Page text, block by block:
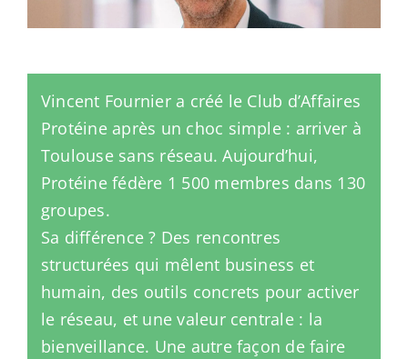
Vincent Fournier a créé le Club d’Affaires
Protéine après un choc simple : arriver à
Toulouse sans réseau. Aujourd’hui,
Protéine fédère 1 500 membres dans 130
groupes.
Sa différence ? Des rencontres
structurées qui mêlent business et
humain, des outils concrets pour activer
le réseau, et une valeur centrale : la
bienveillance. Une autre façon de faire